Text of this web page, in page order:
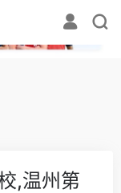
✕
,温州第